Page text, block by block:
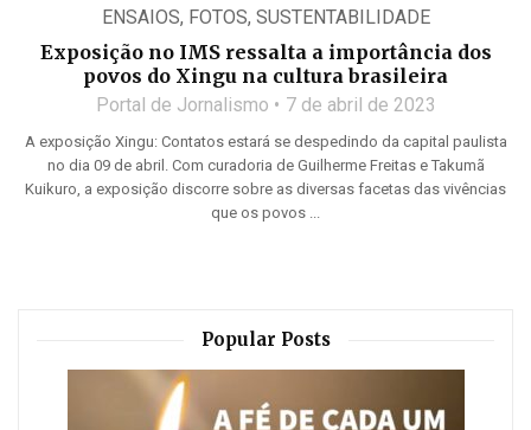
ENSAIOS, FOTOS, SUSTENTABILIDADE
Exposição no IMS ressalta a importância dos
povos do Xingu na cultura brasileira
Portal de Jornalismo 7 de abril de 2023
A exposição Xingu: Contatos estará se despedindo da capital paulista
no dia 09 de abril. Com curadoria de Guilherme Freitas e Takumã
Kuikuro, a exposição discorre sobre as diversas facetas das vivências
que os povos ...
Popular Posts